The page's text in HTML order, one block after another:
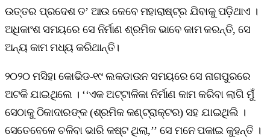
ଉତ୍ତର ପ୍ରଦେଶ ତ’ ଆଉ କେବେ ମହାରାଷ୍ଟ୍ର ଯିବାକୁ ପଡ଼ିଥାଏ ।
ଅଧିକାଂଶ ସମୟରେ ସେ ନିର୍ମାଣ ଶ୍ରମିକ ଭାବେ କାମ କରନ୍ତି, ସେ
ଅନ୍ୟ କାମ ମଧ୍ୟ କରିଥାନ୍ତି।
୨୦୨୦ ମସିହା କୋଭିଡ-୧୯ ଲକଡାଉନ ସମୟରେ ସେ ନାଗପୁରରେ
ଅଟକି ଯାଇଥିଲେ । ‘‘ଏକ ଅଟ୍ଟାଳିକା ନିର୍ମାଣ କାମ କରିବା ଲାଗି ମୁଁ
ସେଠାକୁ ଠିକାଦାରଙ୍କ (ଶ୍ରମିକ କଣ୍ଟ୍ରାକ୍ଟର) ସହ ଯାଇଥିଲି ।
ସେତେବେଳେ ଚଳିବା ଭାରି କଷ୍ଟ ଥିଲା,’’ ସେ ମନେ ପକାଇ କୁହନ୍ତି ।